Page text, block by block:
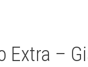
Extra –